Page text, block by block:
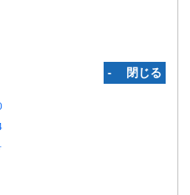
‐ 閉じる